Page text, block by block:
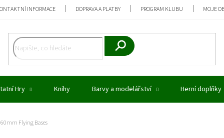
INFORMACE DOPRAVA A PLATBY PROGRAM KLUBU MOJE
Hry Knihy Barvy a modelářství Herní doplňky
Flying Bases